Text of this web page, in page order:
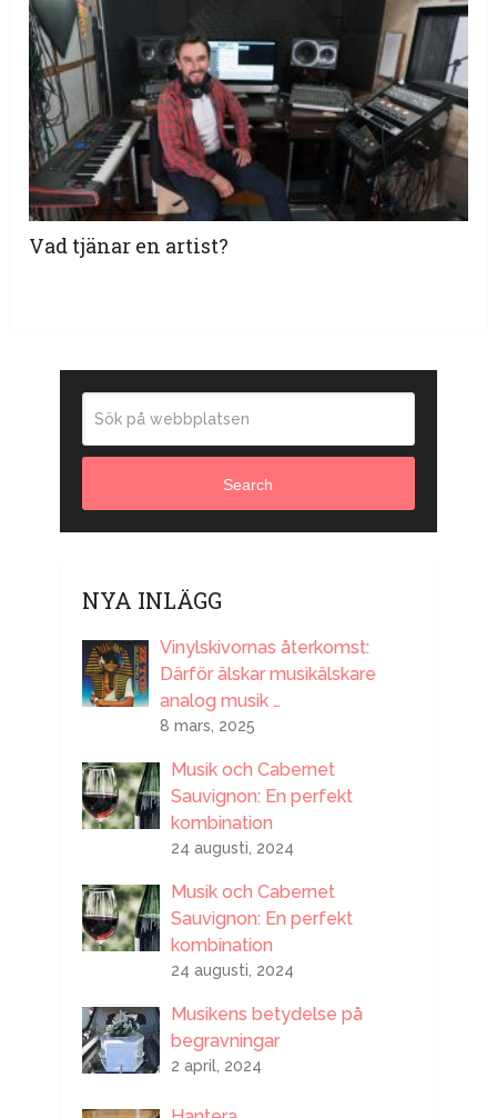
Vad tjänar en artist?
Search
NYA INLÄGG
Vinylskivornas återkomst:
Därför älskar musikälskare
analog musik …
8 mars, 2025
Musik och Cabernet
Sauvignon: En perfekt
kombination
24 augusti, 2024
Musik och Cabernet
Sauvignon: En perfekt
kombination
24 augusti, 2024
Musikens betydelse på
begravningar
2 april, 2024